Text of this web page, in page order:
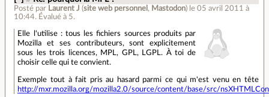
Posté par Laurent J (site web personnel , Mastodon) le 05 avril 2011 à
10:44. Évalué à 5.
Elle l'utilise : tous les fichiers sources produits par
Mozilla et ses contributeurs, sont explicitement
sous les trois licences, MPL, GPL, LGPL. À toi de
choisir celle qui te convient.
Exemple tout à fait pris au hasard parmi ce qui m'est venu en tête
http://mxr.mozilla.org/mozilla2.0/source/content/base/src/